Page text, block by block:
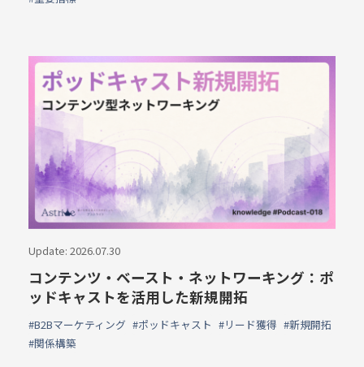
Update: 2026.07.30
コンテンツ・ベースト・ネットワーキング：ポ
ッドキャストを活用した新規開拓
#B2Bマーケティング #ポッドキャスト #リード獲得 #新規開拓
#関係構築